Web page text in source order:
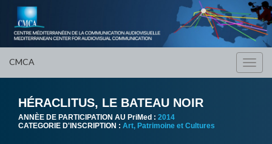
CMCA
HÉRACLITUS, LE BATEAU NOIR
ANNÈE DE PARTICIPATION AU PriMed : 2014
CATEGORIE D'INSCRIPTION : Art, Patrimoine et Cultures